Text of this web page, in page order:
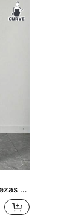
Elenzga Conjunto de 2 piezas de mujer talla grande con camiseta de tirantes y minifalda con estampado de leopardo, sexy y elegante para el uso diario